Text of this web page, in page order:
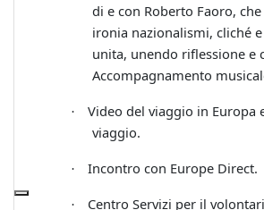
di e con Roberto Faoro,
ironia nazionalismi, cliché
unita, unendo riflessione e
Accompagnamento
·
Video del viaggio in Europa
viaggio.
· Incontro con Europe Direct.
· Centro Servizi per il